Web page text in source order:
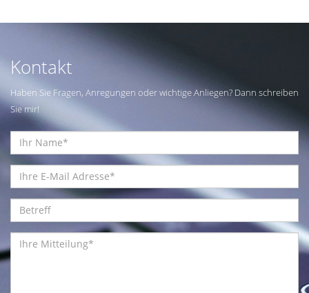
Kontakt
Haben Sie Fragen, Anregungen oder wichtige Anliegen? Dann schreiben
Sie mir!